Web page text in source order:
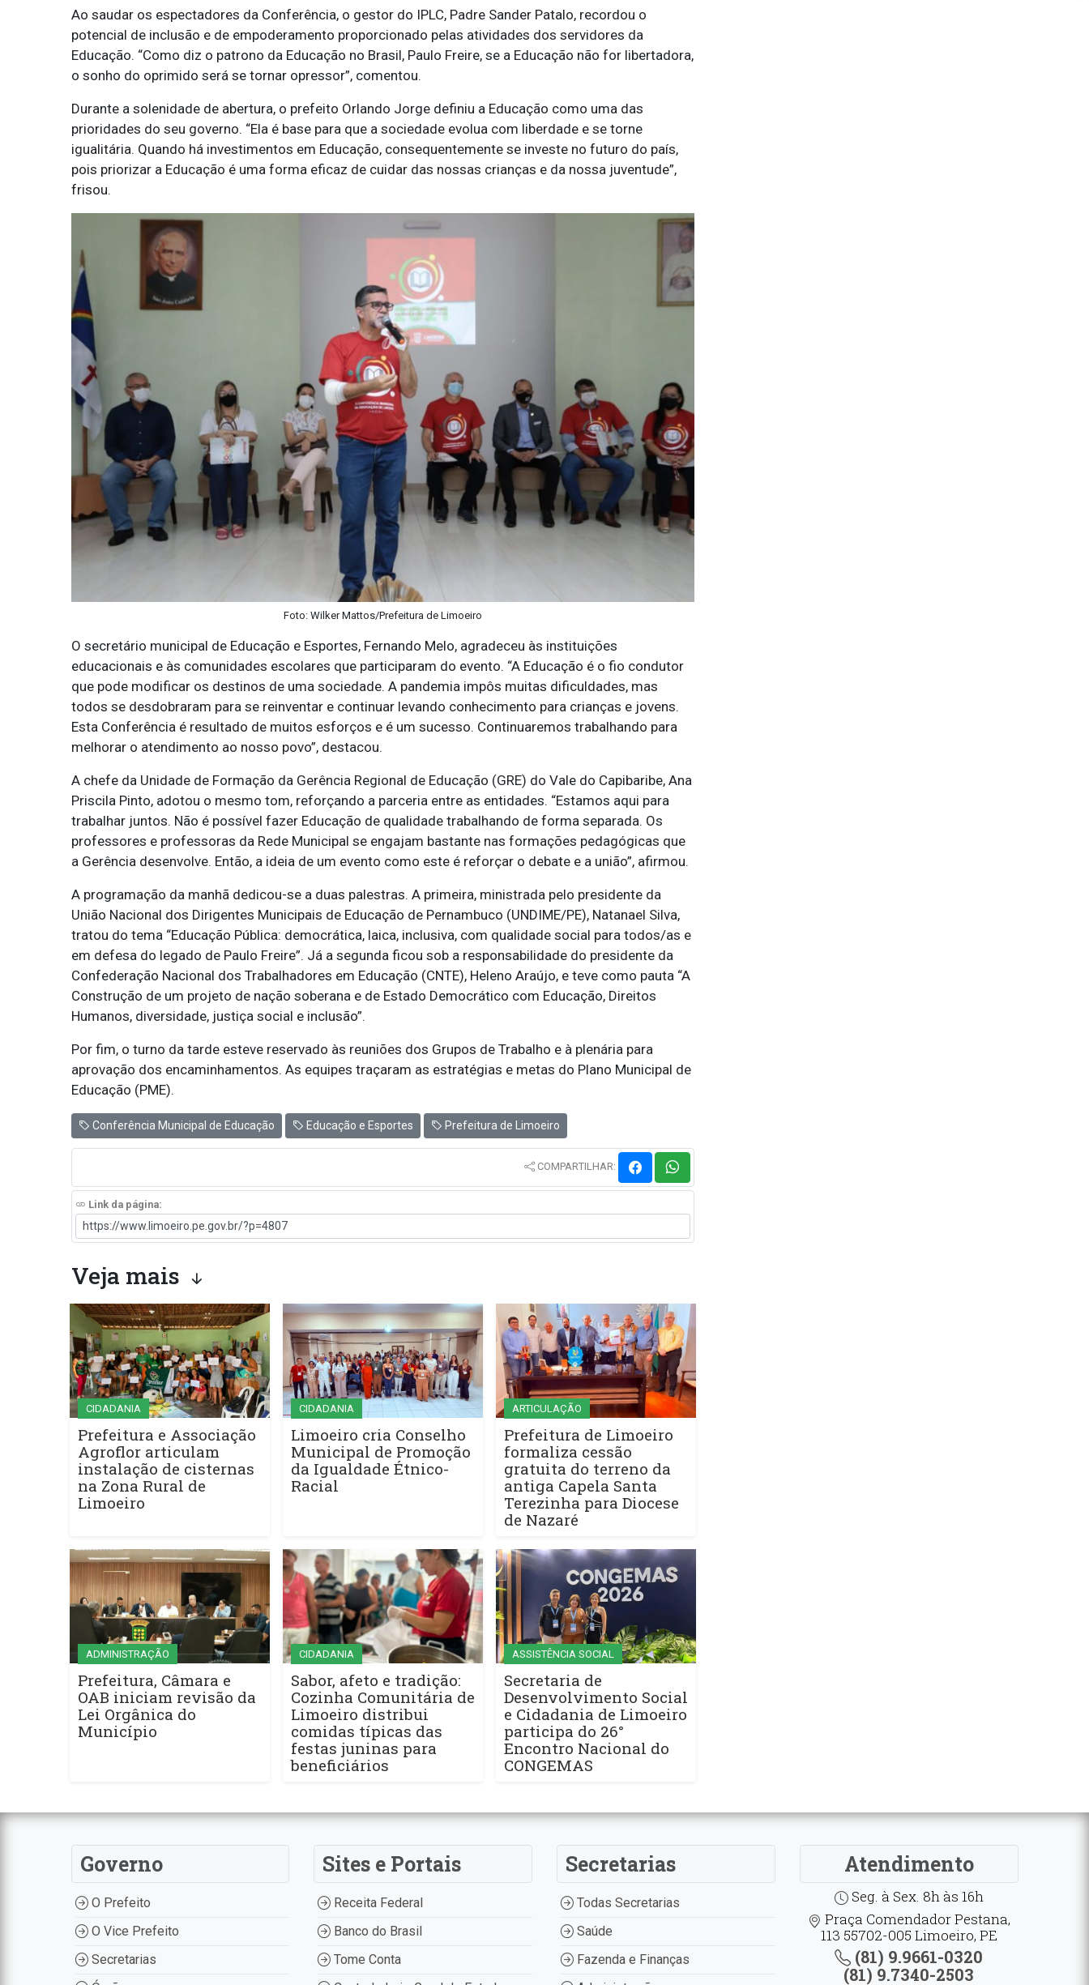
Ao saudar os espectadores da Conferência, o gestor do IPLC, Padre Sander Patalo, recordou o
potencial de inclusão e de empoderamento proporcionado pelas atividades dos servidores da
Educação. “Como diz o patrono da Educação no Brasil, Paulo Freire, se a Educação não for libertadora,
o sonho do oprimido será se tornar opressor”, comentou.
Durante a solenidade de abertura, o prefeito Orlando Jorge definiu a Educação como uma das
prioridades do seu governo. “Ela é base para que a sociedade evolua com liberdade e se torne
igualitária. Quando há investimentos em Educação, consequentemente se investe no futuro do país,
pois priorizar a Educação é uma forma eficaz de cuidar das nossas crianças e da nossa juventude”,
frisou.
Foto: Wilker Mattos/Prefeitura de Limoeiro
O secretário municipal de Educação e Esportes, Fernando Melo, agradeceu às instituições
educacionais e às comunidades escolares que participaram do evento. “A Educação é o fio condutor
que pode modificar os destinos de uma sociedade. A pandemia impôs muitas dificuldades, mas
todos se desdobraram para se reinventar e continuar levando conhecimento para crianças e jovens.
Esta Conferência é resultado de muitos esforços e é um sucesso. Continuaremos trabalhando para
melhorar o atendimento ao nosso povo”, destacou.
A chefe da Unidade de Formação da Gerência Regional de Educação (GRE) do Vale do Capibaribe, Ana
Priscila Pinto, adotou o mesmo tom, reforçando a parceria entre as entidades. “Estamos aqui para
trabalhar juntos. Não é possível fazer Educação de qualidade trabalhando de forma separada. Os
professores e professoras da Rede Municipal se engajam bastante nas formações pedagógicas que
a Gerência desenvolve. Então, a ideia de um evento como este é reforçar o debate e a união”, afirmou.
A programação da manhã dedicou-se a duas palestras. A primeira, ministrada pelo presidente da
União Nacional dos Dirigentes Municipais de Educação de Pernambuco (UNDIME/PE), Natanael Silva,
tratou do tema “Educação Pública: democrática, laica, inclusiva, com qualidade social para todos/as e
em defesa do legado de Paulo Freire”. Já a segunda ficou sob a responsabilidade do presidente da
Confederação Nacional dos Trabalhadores em Educação (CNTE), Heleno Araújo, e teve como pauta “A
Construção de um projeto de nação soberana e de Estado Democrático com Educação, Direitos
Humanos, diversidade, justiça social e inclusão”.
Por fim, o turno da tarde esteve reservado às reuniões dos Grupos de Trabalho e à plenária para
aprovação dos encaminhamentos. As equipes traçaram as estratégias e metas do Plano Municipal de
Educação (PME).
Conferência Municipal de Educação Educação e Esportes Prefeitura de Limoeiro
COMPARTILHAR:
Link da página:
Veja mais
CIDADANIA
Prefeitura e Associação
Agroflor articulam
instalação de cisternas
na Zona Rural de
Limoeiro
CIDADANIA
Limoeiro cria Conselho
Municipal de Promoção
da Igualdade Étnico-
Racial
ARTICULAÇÃO
Prefeitura de Limoeiro
formaliza cessão
gratuita do terreno da
antiga Capela Santa
Terezinha para Diocese
de Nazaré
ADMINISTRAÇÃO
Prefeitura, Câmara e
OAB iniciam revisão da
Lei Orgânica do
Município
CIDADANIA
Sabor, afeto e tradição:
Cozinha Comunitária de
Limoeiro distribui
comidas típicas das
festas juninas para
beneficiários
ASSISTÊNCIA SOCIAL
Secretaria de
Desenvolvimento Social
e Cidadania de Limoeiro
participa do 26°
Encontro Nacional do
CONGEMAS
Governo
O Prefeito
O Vice Prefeito
Secretarias
Sites e Portais
Receita Federal
Banco do Brasil
Tome Conta
Secretarias
Todas Secretarias
Saúde
Fazenda e Finanças
Atendimento
Seg. à Sex. 8h às 16h
Praça Comendador Pestana,
113 55702-005 Limoeiro, PE
(81) 9.9661-0320
(81) 9.7340-2503